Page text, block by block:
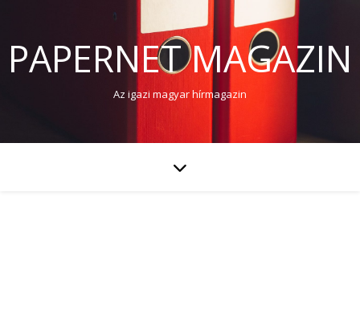
PAPERNET MAGAZIN
Az igazi magyar hírmagazin